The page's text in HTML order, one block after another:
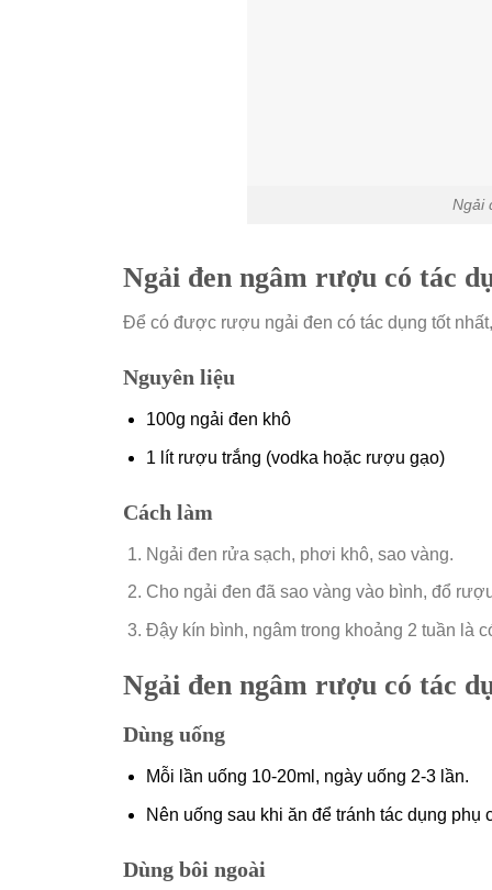
Ngải
Ngải đen ngâm rượu có tác
Để có được rượu ngải đen có tác dụng tốt
Nguyên liệu
100g ngải đen khô
1 lít rượu trắng (vodka hoặc rượu gạo)
Cách làm
Ngải đen rửa sạch, phơi khô, sao vàng.
Cho ngải đen đã sao vàng vào bình, đổ
Đậy kín bình, ngâm trong khoảng 2 tuần là
Ngải đen ngâm rượu có tác
Dùng uống
Mỗi lần uống 10-20ml, ngày uống 2-3 lần.
Nên uống sau khi ăn để tránh tác dụng phụ
Dùng bôi ngoài